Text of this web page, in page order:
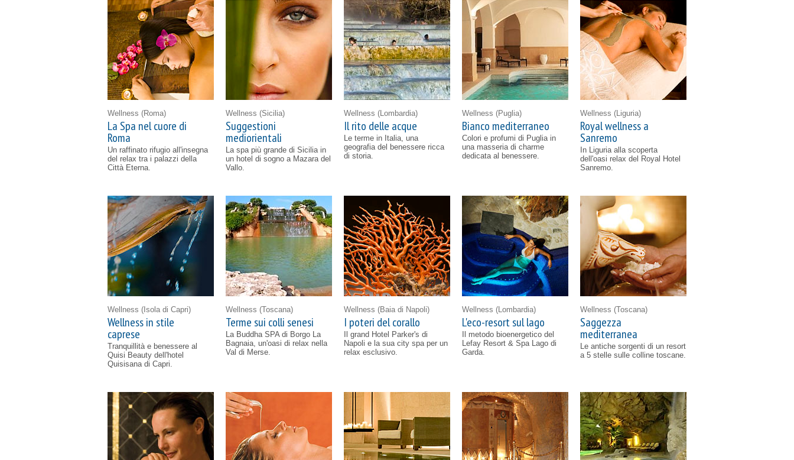
Wellness (Roma)
La Spa nel cuore di
Roma
Un raffinato rifugio all'insegna
del relax tra i palazzi della
Città Eterna.
Wellness (Sicilia)
Suggestioni
mediorientali
La spa più grande di Sicilia in
un hotel di sogno a Mazara del
Vallo.
Wellness (Lombardia)
Il rito delle acque
Le terme in Italia, una
geografia del benessere ricca
di storia.
Wellness (Puglia)
Bianco mediterraneo
Colori e profumi di Puglia in
una masseria di charme
dedicata al benessere.
Wellness (Liguria)
Royal wellness a
Sanremo
In Liguria alla scoperta
dell'oasi relax del Royal Hotel
Sanremo.
Wellness (Isola di Capri)
Wellness in stile
caprese
Tranquillità e benessere al
Quisi Beauty dell'hotel
Quisisana di Capri.
Wellness (Toscana)
Terme sui colli senesi
La Buddha SPA di Borgo La
Bagnaia, un'oasi di relax nella
Val di Merse.
Wellness (Baia di Napoli)
I poteri del corallo
Il grand Hotel Parker's di
Napoli e la sua city spa per un
relax esclusivo.
Wellness (Lombardia)
L'eco-resort sul lago
Il metodo bioenergetico del
Lefay Resort & Spa Lago di
Garda.
Wellness (Toscana)
Saggezza
mediterranea
Le antiche sorgenti di un resort
a 5 stelle sulle colline toscane.